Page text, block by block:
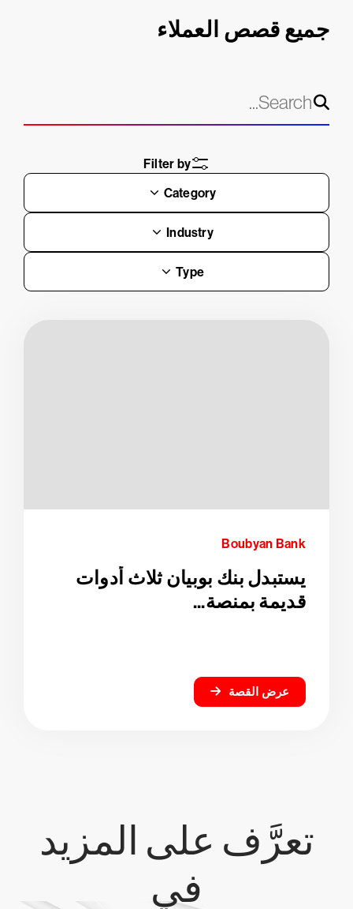
جميع قصص العملاء
Filter by
Category
Industry
Type
Boubyan Bank
يستبدل بنك بوبيان ثلاث أدوات
قديمة بمنصة...
عرض القصة
تعرَّف على المزيد
في